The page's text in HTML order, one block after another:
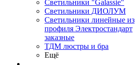
Светильники "Galassie"
Светильники ДИОЛУМ
Светильники линейные из
профиля Электростандарт
заказные
ТДМ люстры и бра
Ещё